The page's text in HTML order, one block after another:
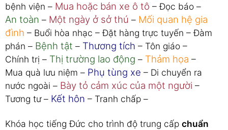
bệnh viện – Mua hoặc bán xe ô tô – Đọc báo –
An toàn – Một ngày ở sở thú – Mối quan hệ gia
đình – Buổi hòa nhạc – Đặt hàng trực tuyến – Đàm
phán – Bệnh tật – Thương tích – Tôn giáo –
Chính trị – Thị trường lao động – Thảm họa –
Mua quà lưu niệm – Phụ tùng xe – Di chuyển ra
nước ngoài – Bày tỏ cảm xúc của một người –
Tương tư – Kết hôn – Tranh chấp –
Khóa học tiếng Đức cho trình độ trung cấp chuẩn